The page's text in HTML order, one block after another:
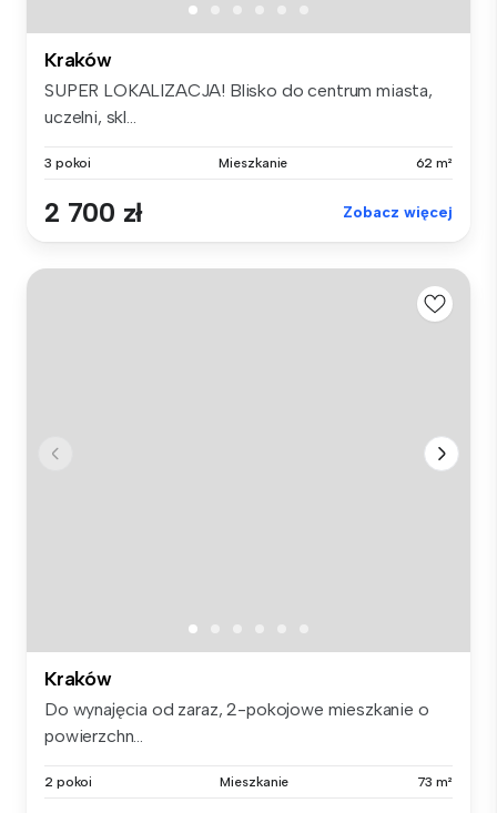
Kraków
SUPER LOKALIZACJA! Blisko do centrum miasta,
uczelni, skl...
3 pokoi Mieszkanie 62 m²
2 700 zł Zobacz więcej
Kraków
Do wynajęcia od zaraz, 2-pokojowe mieszkanie o
powierzchn...
2 pokoi Mieszkanie 73 m²